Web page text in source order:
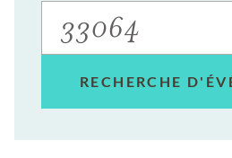
RECHERCHE